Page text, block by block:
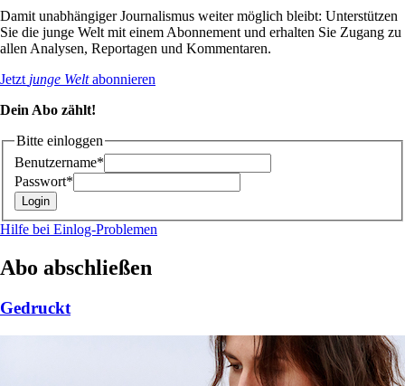
Damit unabhängiger Journalismus weiter möglich bleibt: Unterstützen
Sie die junge Welt mit einem Abonnement und erhalten Sie Zugang zu
allen Analysen, Reportagen und Kommentaren.
Jetzt junge Weltabonnieren
Dein Abo zählt!
Bitte einloggen
Benutzername*
Passwort*
Hilfe bei Einlog-Problemen
Abo abschließen
Gedruckt